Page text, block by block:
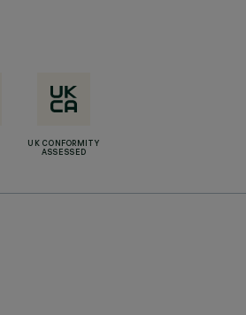
UK CONFORMITY
ASSESSED